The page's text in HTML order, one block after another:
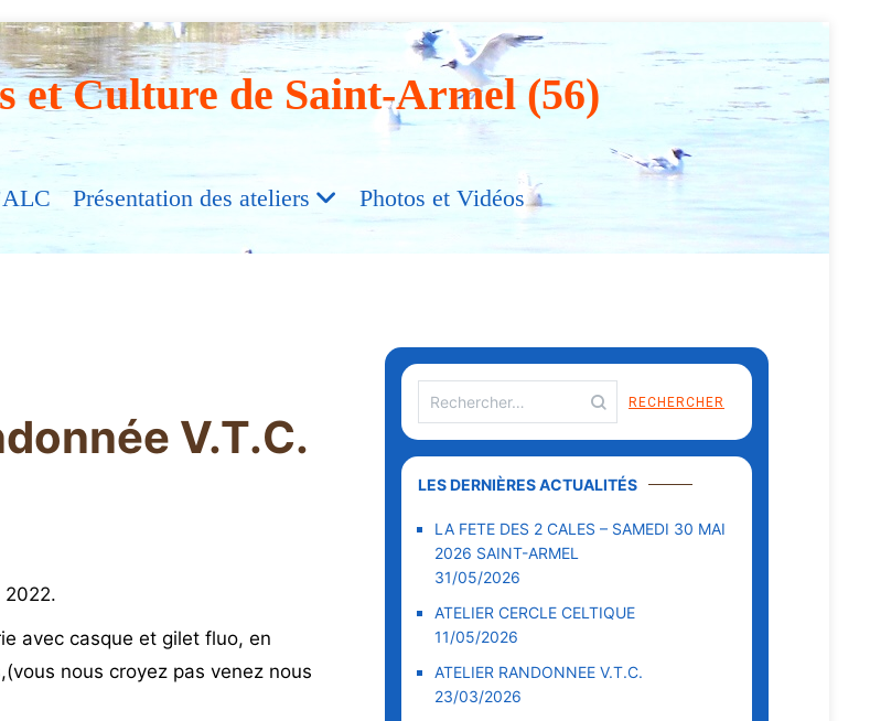
et Culture de Saint-Armel (56)
Présentation des ateliers Photos et Vidéos
V.T.C.
2022.
avec casque et gilet fluo, en
nous croyez pas venez nous
LES DERNIÈRES ACTUALITÉS
LA FETE DES 2 CALES – SAMEDI 30 MAI
2026 SAINT-ARMEL
31/05/2026
ATELIER CERCLE CELTIQUE
11/05/2026
ATELIER RANDONNEE V.T.C.
23/03/2026